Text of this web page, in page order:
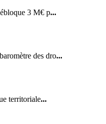
3 M€ p...
des dro...
territoriale...